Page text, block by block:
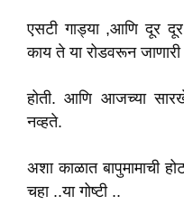
एसटी गाड्या ,आणि दूर
काय ते या रोडवरून जाणारी
होती. आणि आजच्या
नव्हते.
अशा काळात बापुमामाची
चहा ..या गोष्टी ..